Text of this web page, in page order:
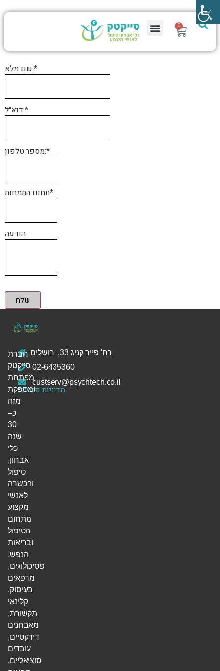
0
שם מלא:*
דוא"ל:*
מספר טלפון:*
תחום התמחות*
הודעה
שלח
רח' פייר קניג 33, ירושלים
02-6435360
custserv@psychtech.co.il
מדיניות פרטיות
חברת
סייקטק
מפתחת
ומספקת
מזה
כ–
30
שנה
כלי
אבחון,
טיפול
והכשרה
לאנשי
מקצוע
מתחום
הטיפול
ובריאות
הנפש.
פסיכולוגים,
מרפאים
בעיסוק,
קלינאי
תקשורת,
מאבחנים
דידקטיים,
עובדים
סוציאליים,